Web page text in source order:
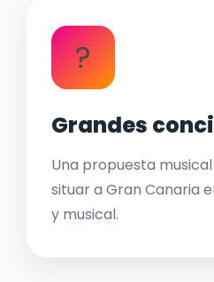
?
Grandes
Una propuesta
situar a Gran Canaria
y musical.